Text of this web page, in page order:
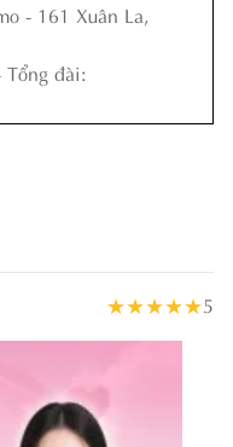
- 161 Xuân La,
đài:
★★★★★5